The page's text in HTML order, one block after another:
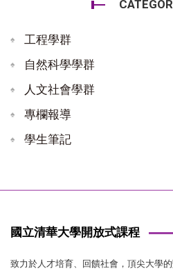
工程學群
自然科學學群
人文社會學群
專欄報導
學生筆記
國立清華大學開放式課程
致力於人才培育、回饋社會，頂尖大學